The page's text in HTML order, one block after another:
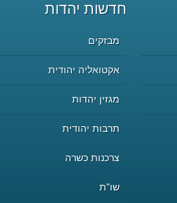
חדשות יהדות
מבזקים
אקטואליה יהודית
מגזין יהדות
תרבות יהודית
צרכנות כשרה
שו"ת